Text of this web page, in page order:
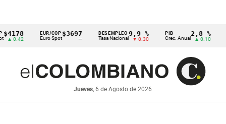
EUR/COP
Euro Spot
$3697
—
DESEMPLEO
Tasa Nacional
9,9 %
▼ 0.30
PIB
Crec. Anual
2,8 %
▲ 0.10
TRM
Tasa
Jueves, 6 de Agosto de 2026